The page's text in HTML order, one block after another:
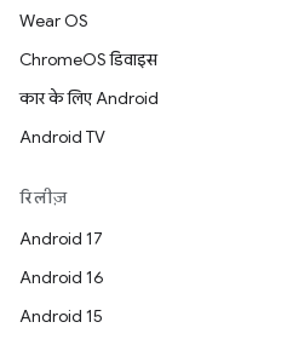
Wear OS
ChromeOS डिवाइस
कार के लिए Android
Android TV
रिलीज़
Android 17
Android 16
Android 15